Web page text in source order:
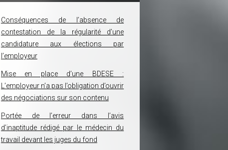
Conséquences de l’absence de
contestation de la régularité d’une
candidature aux élections par
l’employeur
Mise en place d’une BDESE :
L’employeur n’a pas l’obligation d’ouvrir
des négociations sur son contenu
Portée de l’erreur dans l’avis
d’inaptitude rédigé par le médecin du
travail devant les juges du fond